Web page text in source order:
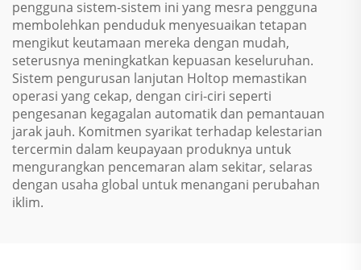
pengguna sistem-sistem ini yang mesra pengguna
membolehkan penduduk menyesuaikan tetapan
mengikut keutamaan mereka dengan mudah,
seterusnya meningkatkan kepuasan keseluruhan.
Sistem pengurusan lanjutan Holtop memastikan
operasi yang cekap, dengan ciri-ciri seperti
pengesanan kegagalan automatik dan pemantauan
jarak jauh. Komitmen syarikat terhadap kelestarian
tercermin dalam keupayaan produknya untuk
mengurangkan pencemaran alam sekitar, selaras
dengan usaha global untuk menangani perubahan
iklim.